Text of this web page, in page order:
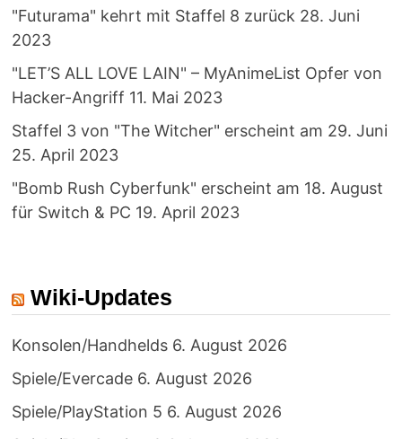
"Futurama" kehrt mit Staffel 8 zurück 28. Juni
2023
"LET’S ALL LOVE LAIN" – MyAnimeList Opfer von
Hacker-Angriff 11. Mai 2023
Staffel 3 von "The Witcher" erscheint am 29. Juni
25. April 2023
"Bomb Rush Cyberfunk" erscheint am 18. August
für Switch & PC 19. April 2023
Wiki-Updates
Konsolen/Handhelds 6. August 2026
Spiele/Evercade 6. August 2026
Spiele/PlayStation 5 6. August 2026